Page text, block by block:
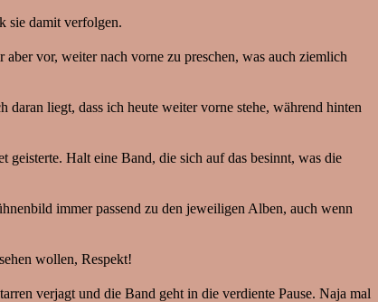
sie damit verfolgen.
vor, weiter nach vorne zu preschen, was auch ziemlich
liegt, dass ich heute weiter vorne stehe, während hinten
Halt eine Band, die sich auf das besinnt, was die
immer passend zu den jeweiligen Alben, auch wenn
wollen, Respekt!
verjagt und die Band geht in die verdiente Pause. Naja mal